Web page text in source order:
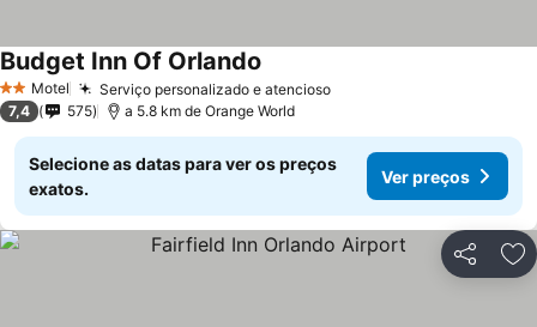
2 Estrelas
Motel Serviço personalizado e atenciosoVer preços
Budget Inn Of Orlando
7,4 575 a 5.8 km de Orange World
Selecione as datas para ver os preços
exatos.
Ver preços
Partilhar